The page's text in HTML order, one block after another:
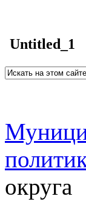
Untitled_1
округа